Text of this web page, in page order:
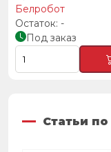
Белробот
-
Под заказ
Статьи